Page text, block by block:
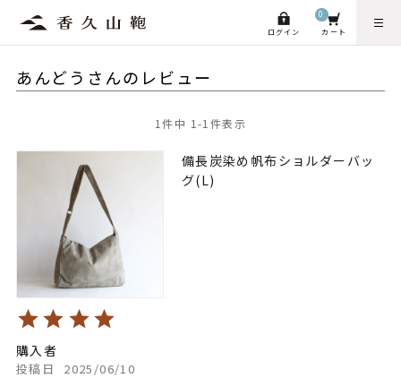
ログイン カート
0
あんどうさんのレビュー
1件中 1 -1 件表示
備長炭染め帆布ショルダーバッ
グ(L)
購入者
投稿日 2025/06/10